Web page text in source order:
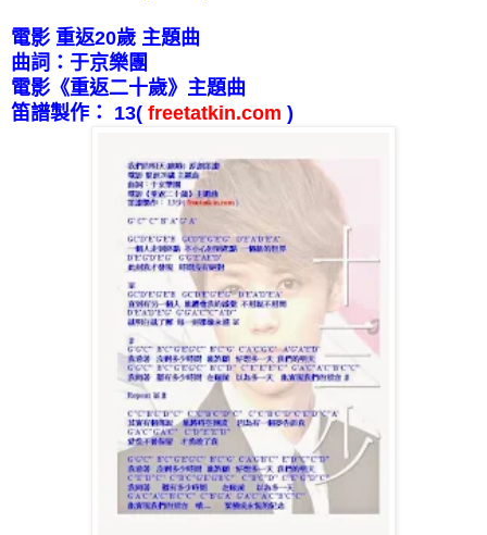
電影 重返20歲 主題曲
曲詞：于京樂團
電影《重返二十歲》主題曲
笛譜製作：
13( freetatkin.com )